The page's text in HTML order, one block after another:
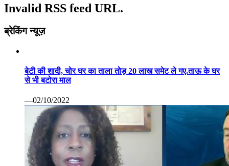
Invalid RSS feed URL.
ब्रेकिंग न्यूज़
बेटी की शादी, चोर घर का ताला तोड़ 20 लाख समेट ले गए.ताऊ के घर
से भी बटोरा माल
—02/10/2022